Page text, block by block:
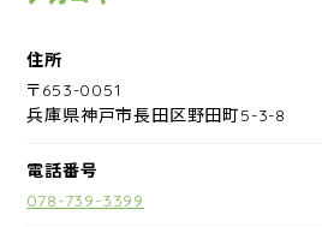
住所
〒653-0051
兵庫県神戸市長田区野田町5-3-8
電話番号
078-739-3399